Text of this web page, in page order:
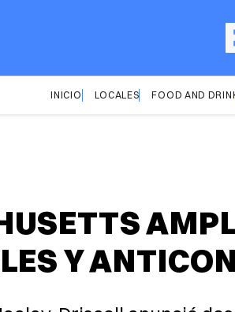
INICIO LOCALES FOOD AND
Y